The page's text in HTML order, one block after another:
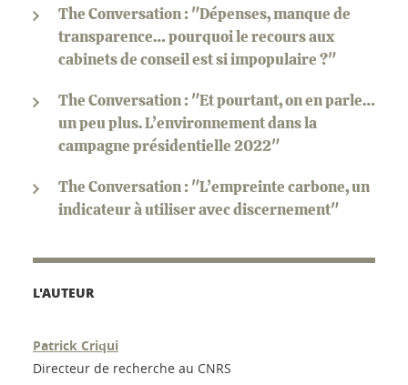
The Conversation : "Dépenses, manque de
transparence… pourquoi le recours aux
cabinets de conseil est si impopulaire ?"
The Conversation : "Et pourtant, on en parle…
un peu plus. L’environnement dans la
campagne présidentielle 2022"
The Conversation : "L’empreinte carbone, un
indicateur à utiliser avec discernement"
L'AUTEUR
Patrick Criqui
Directeur de recherche au CNRS